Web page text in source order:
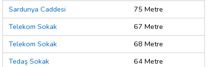
Sardunya Caddesi
75 Metre
Telekom Sokak
67 Metre
Telekom Sokak
68 Metre
Tedaş Sokak
64 Metre